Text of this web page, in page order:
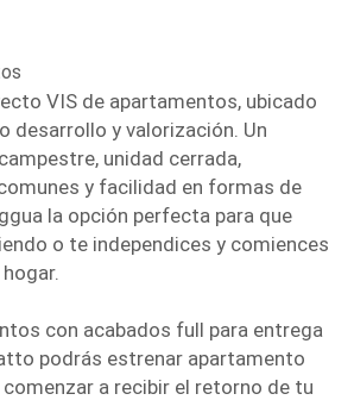
VIS de apartamentos, ubicado
desarrollo y valorización. Un
unidad cerrada,
y facilidad en formas de
la opción perfecta para que
o te independices y comiences
con acabados full para entrega
podrás estrenar apartamento
a recibir el retorno de tu